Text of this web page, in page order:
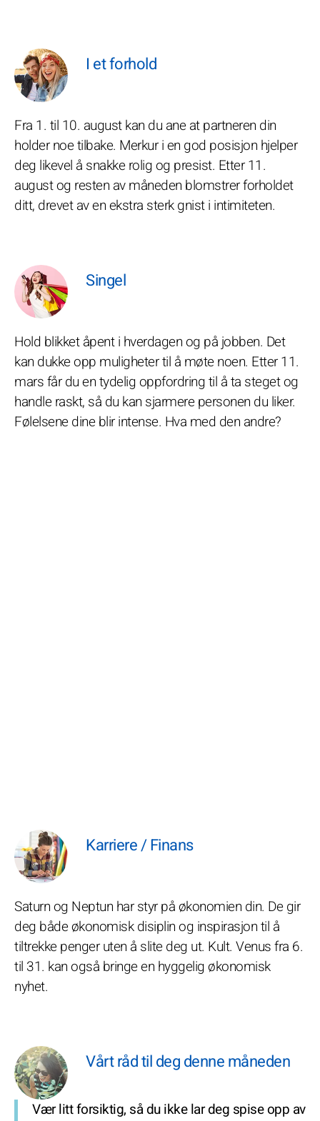
I et forhold
Fra 1. til 10. august kan du ane at partneren din
holder noe tilbake. Merkur i en god posisjon hjelper
deg likevel å snakke rolig og presist. Etter 11.
august og resten av måneden blomstrer forholdet
ditt, drevet av en ekstra sterk gnist i intimiteten.
Singel
Hold blikket åpent i hverdagen og på jobben. Det
kan dukke opp muligheter til å møte noen. Etter 11.
mars får du en tydelig oppfordring til å ta steget og
handle raskt, så du kan sjarmere personen du liker.
Følelsene dine blir intense. Hva med den andre?
Karriere / Finans
Saturn og Neptun har styr på økonomien din. De gir
deg både økonomisk disiplin og inspirasjon til å
tiltrekke penger uten å slite deg ut. Kult. Venus fra 6.
til 31. kan også bringe en hyggelig økonomisk
nyhet.
Vårt råd til deg denne måneden
Vær litt forsiktig, så du ikke lar deg spise opp av